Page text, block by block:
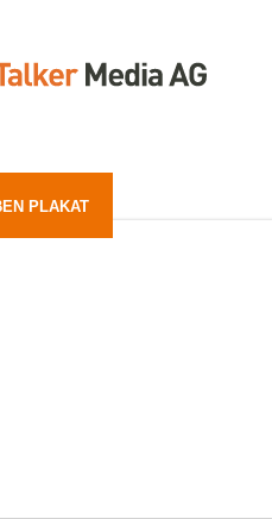
PLAKAT